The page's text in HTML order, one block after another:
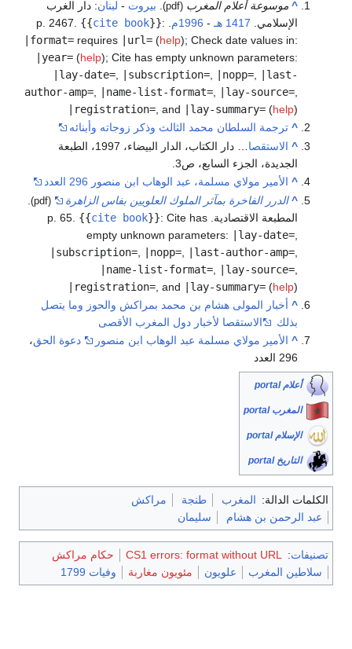
^ موسوعة أعلام المغرب (pdf)
. بيروت - لبنان: دار الغرب
الإسلامي. 1417 هـ - 1996م {{cite book}}:
|format= requires |url= (help);Check date values in:
|year= (help);Cite has empty unknown parameters:
|lay-date=
|subscription= |nopp=
|last-
author-amp=
|name-list-format= |lay-source=
|registration= , and |lay-summary= (help)
^ ترجمة السلطان محمد الثالث وذكر زوجاته وأبنائه
^ الاستقصا
… دار الكتاب، الدار البيضاء، 1997، الطبعة
الجديدة، الجزء السابع، ص3.
^ الأمير مولاي مسلمة، عبد الوهاب ابن منصور 296 العدد
^ الدرر الفاخرة بمآثر الملوك العلويين بفاس الزاهرة (pdf)
.
المطبعة الاقتصادية. p. 65.
{{cite book}}:Cite has
empty unknown parameters: |lay-date=
|subscription=
|nopp= |last-author-amp=
|name-list-format=
|lay-source=
|registration= , and |lay-summary= (help)
^ أخبار المولى هشام بن محمد بمراكش والحوز وما يتصل
بذلك
الاستقصا لأخبار دول المغرب الأقصى
^ الأمير مولاي مسلمة عبد الوهاب ابن منصور دعوة الحق،
296 العدد
أعلام portal
المغرب portal
الإسلام portal
التاريخ portal
الكلمات الدالة: المغرب طنجة
مراكش
عبد الرحمن بن هشام
سليمان
تصنيفات:
CS1 errors: format without URL
حكام مراكش
سلاطين المغرب
علويون مئويون مغاربة وفيات 1799